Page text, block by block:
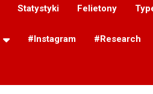
Statystyki Felietony
#Instagram #Research